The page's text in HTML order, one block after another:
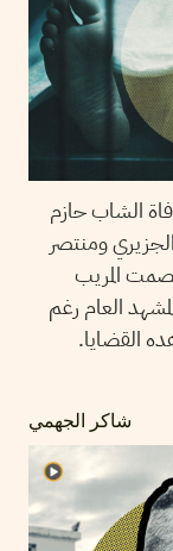
الشاب حازم
ومنتصر
المريب
العام رغم
القضايا.
شاكر الجهمي